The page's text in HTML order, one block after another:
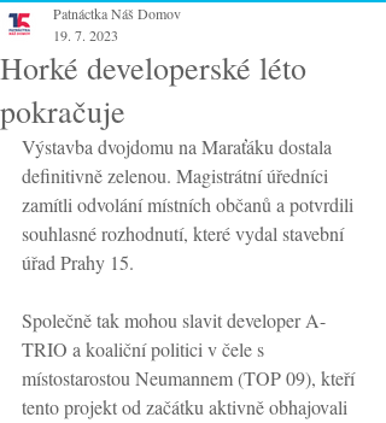
Horké developerské léto
pokračuje
Patnáctka Náš Domov
19. 7. 2023
Výstavba dvojdomu na Maraťáku dostala
definitivně zelenou. Magistrátní úředníci
zamítli odvolání místních občanů a potvrdili
souhlasné rozhodnutí, které vydal stavební
úřad Prahy 15.
Společně tak mohou slavit developer A-
TRIO a koaliční politici v čele s
místostarostou Neumannem (TOP 09), kteří
tento projekt od začátku aktivně obhajovali